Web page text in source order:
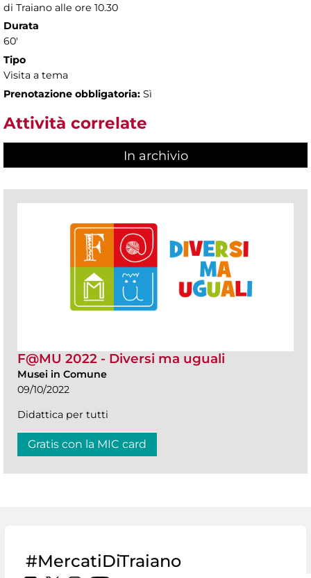
di Traiano alle ore 10.30
Durata
60'
Tipo
Visita a tema
Prenotazione obbligatoria: Sì
Attività correlate
In archivio
F@MU 2022 - Diversi ma uguali
Musei in Comune
09/10/2022
Didattica per tutti
Gratis con la MIC card
#MercatiDiTraiano